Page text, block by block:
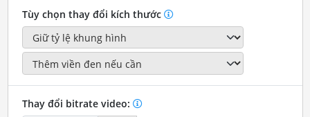
Tùy chọn thay đổi kích thước
Thay đổi bitrate video: